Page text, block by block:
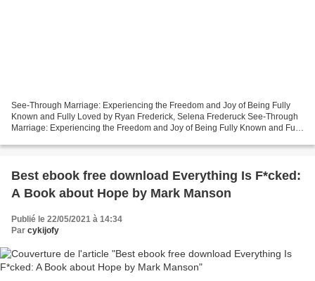
See-Through Marriage: Experiencing the Freedom and Joy of Being Fully
Known and Fully Loved by Ryan Frederick, Selena Frederuck See-Through
Marriage: Experiencing the Freedom and Joy of Being Fully Known and Fully
Best ebook free download Everything Is F*cked:
A Book about Hope by Mark Manson
Publié le 22/05/2021 à 14:34
Par cykijofy